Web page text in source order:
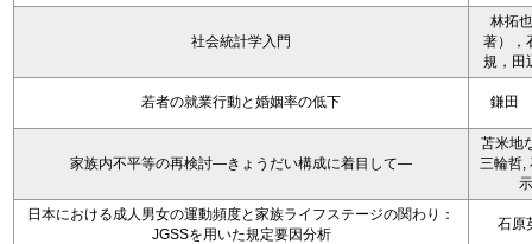
社会統計学入門
林拓
著），
規，田
若者の就業行動と婚姻率の低下 鎌田
家族内不平等の再検討―きょうだい構成に着目して―
苫米地
三輪哲,
示
日本における成人男女の運動頻度と家族ライフステージの関わり：
JGSSを用いた規定要因分析
石原